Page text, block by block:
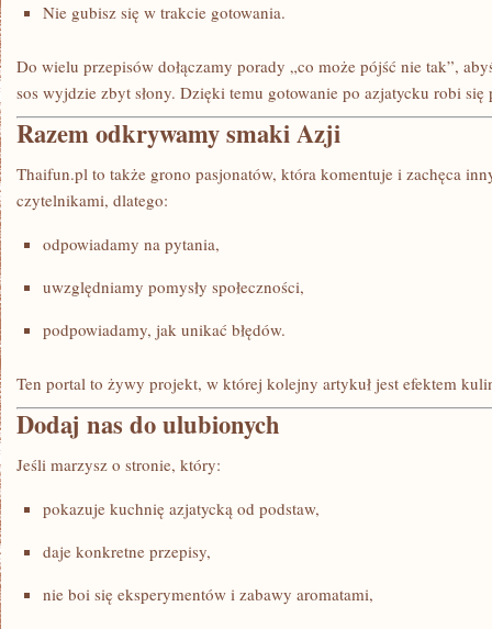
Nie gubisz się w trakcie gotowania.
Do wielu przepisów dołączamy porady „co może pójść nie tak”,
sos wyjdzie zbyt słony. Dzięki temu gotowanie po azjatycku robi się
Razem odkrywamy smaki Azji
Thaifun.pl to także grono pasjonatów, która komentuje i zachęca
czytelnikami, dlatego:
odpowiadamy na pytania,
uwzględniamy pomysły społeczności,
podpowiadamy, jak unikać błędów.
Ten portal to żywy projekt, w której kolejny artykuł jest efektem
Dodaj nas do ulubionych
Jeśli marzysz o stronie, który:
pokazuje kuchnię azjatycką od podstaw,
daje konkretne przepisy,
nie boi się eksperymentów i zabawy aromatami,